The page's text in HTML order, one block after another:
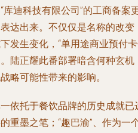
库迪科技有限公司”的工商备
达出来。不仅仅是名称的改
发生变化，“单用途商业预付
陆正耀此番部署暗含何种玄
略可能性带来的影响。
依托于餐饮品牌的历史成就
重墨之笔；“趣巴渝”、作为